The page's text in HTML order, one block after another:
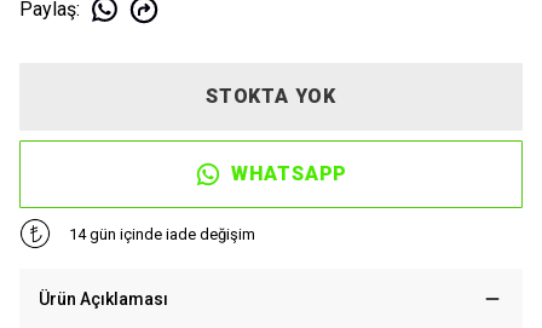
Paylaş:
STOKTA YOK
WHATSAPP
14 gün içinde iade değişim
Ürün Açıklaması